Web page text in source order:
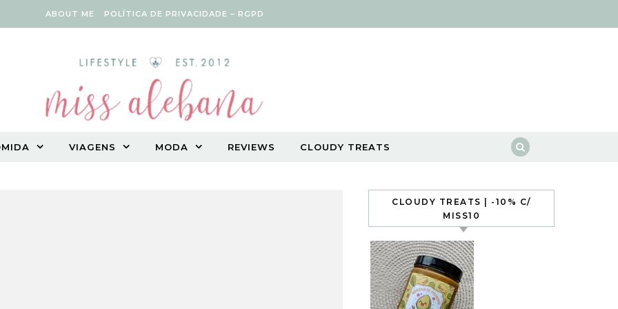
ABOUT ME POLÍTICA DE PRIVACIDADE – RGPD
VIAGENS MODA REVIEWS CLOUDY TREATS
CLOUDY TREATS | -10% C/
MISS10